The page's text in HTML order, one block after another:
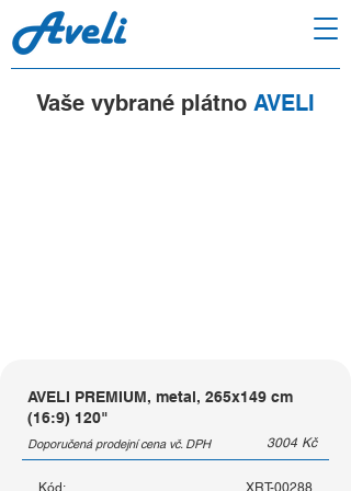
Vaše vybrané plátno AVELI
AVELI PREMIUM, metal, 265x149 cm
(16:9) 120"
Doporučená prodejní cena vč. DPH 3004 Kč
Kód: XRT-00288